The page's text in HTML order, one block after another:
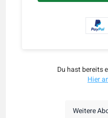
Du hast bereits
Hier
Weitere